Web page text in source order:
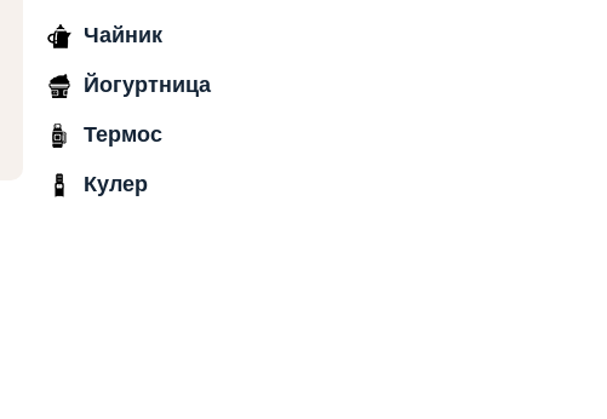
Чайник
Йогуртница
Термос
Кулер